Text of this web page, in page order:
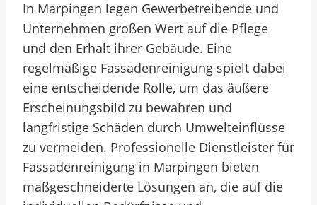
In Marpingen legen Gewerbetreibende und
Unternehmen großen Wert auf die Pflege
und den Erhalt ihrer Gebäude. Eine
regelmäßige Fassadenreinigung spielt dabei
eine entscheidende Rolle, um das äußere
Erscheinungsbild zu bewahren und
langfristige Schäden durch Umwelteinflüsse
zu vermeiden. Professionelle Dienstleister für
Fassadenreinigung in Marpingen bieten
maßgeschneiderte Lösungen an, die auf die